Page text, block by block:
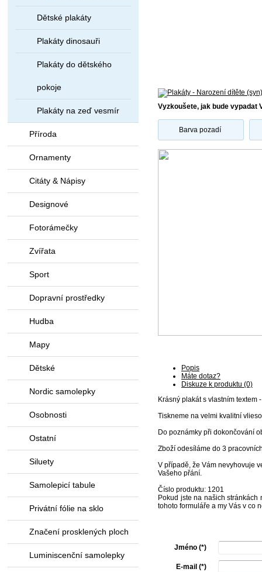
Vyzkoušete, jak bude vypadat
Barva pozadí
Popis
Máte dotaz?
Diskuze k produktu (0)
Krásný plakát s vlastním
Tiskneme na velmi kvalitní
Do poznámky při dokončování
Zboží odesíláme do 3
V případě, že Vám nevyhovuje
Vašeho přání.
Číslo produktu: 1201
Pokud jste na našich
tohoto formuláře a my Vás v co
Jméno (*)
E-mail (*)
Dětské plakáty
Plakáty dinosauři
Plakáty do dětského
pokoje
Plakáty na zeď vesmír
Příroda
Ornamenty
Citáty & Nápisy
Designové
Fotorámečky
Zvířata
Sport
Dopravní prostředky
Hudba
Mapy
Dětské
Nordic samolepky
Osobnosti
Ostatní
Siluety
Samolepicí tabule
Privátní fólie na sklo
Značení prosklených ploch
Luminiscenční samolepky